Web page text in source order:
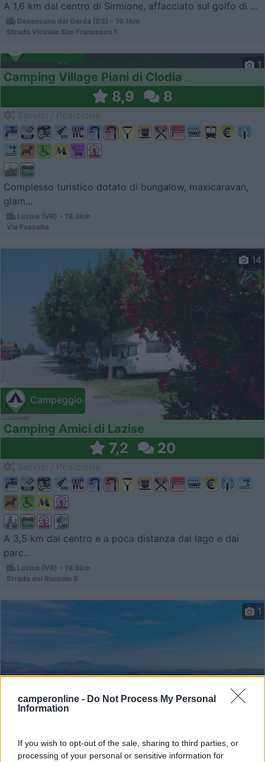
camperonline - Do Not Process My Personal
Information
If you wish to opt-out of the sale, sharing to third parties, or
processing of your personal or sensitive information for
A 1,6 km dal centro di Sirmione, affacciato sul golfo di ...
Desenzano del Garda (BS) - 19.1km
Strada Vicinale San Francesco 1
1
Camping Village Piani di Clodia
8,9 8
Complesso turistico dotato di bungalow, maxicaravan,
glam...
Lazise (VR) - 19.3km
Via Fossalta
Campeggio
14
Camping Amici di Lazise
7,2 20
A 3,5 km dal centro e a poca distanza dal lago e dai
parc...
Lazise (VR) - 19.8km
Strada del Roccolo 8
Campeggio
1